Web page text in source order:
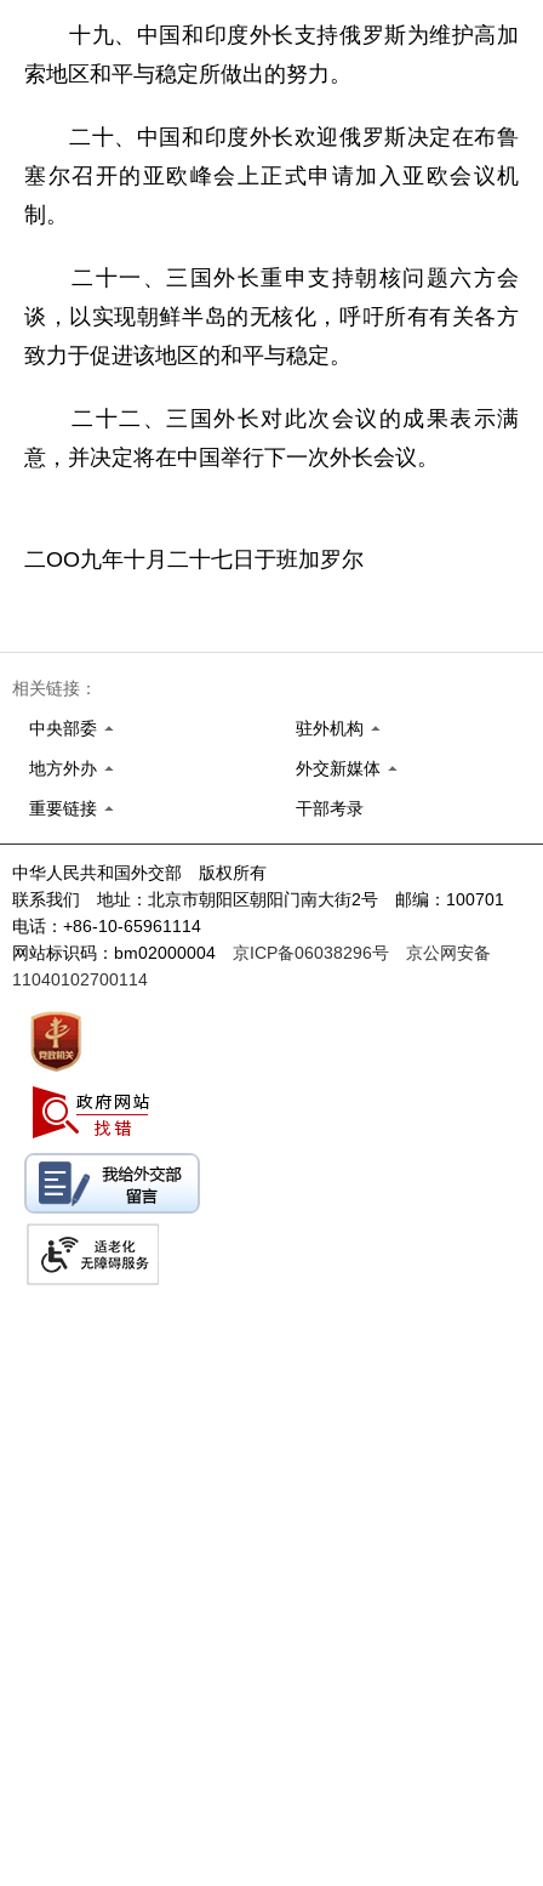
十九、中国和印度外长支持俄罗斯为维护高加
索地区和平与稳定所做出的努力。
二十、中国和印度外长欢迎俄罗斯决定在布鲁
塞尔召开的亚欧峰会上正式申请加入亚欧会议机
制。
二十一、三国外长重申支持朝核问题六方会
谈，以实现朝鲜半岛的无核化，呼吁所有有关各方
致力于促进该地区的和平与稳定。
二十二、三国外长对此次会议的成果表示满
意，并决定将在中国举行下一次外长会议。
二OO九年十月二十七日于班加罗尔
相关链接：
中央部委 驻外机构
地方外办 外交新媒体
重要链接 干部考录
中华人民共和国外交部 版权所有
联系我们 地址：北京市朝阳区朝阳门南大街2号 邮编：100701
电话：+86-10-65961114
网站标识码：bm02000004 京ICP备06038296号
京公网安备
11040102700114